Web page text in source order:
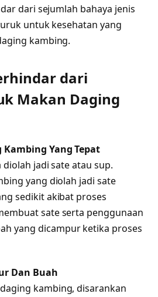
dari sejumlah bahaya jenis
untuk kesehatan yang
kambing.
dari
Makan Daging
Yang Tepat
jadi sate atau sup.
yang diolah jadi sate
sedikit akibat proses
sate serta penggunaan
yang dicampur ketika proses
Dan Buah
kambing, disarankan